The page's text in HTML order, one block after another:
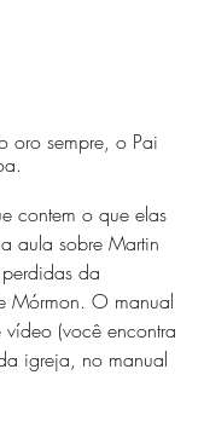
oro sempre, o Pai
contem o que elas
aula sobre Martin
da
Mórmon. O manual
vídeo (você encontra
igreja, no manual